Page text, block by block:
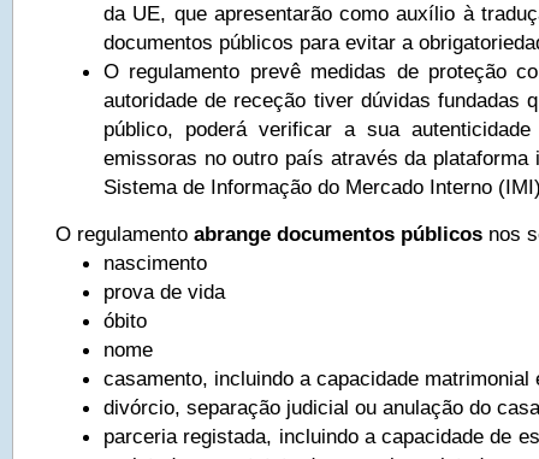
da UE, que apresentarão como auxílio à
documentos públicos para evitar a
O regulamento prevê medidas de proteção
autoridade de receção tiver dúvidas fundadas
público, poderá verificar a sua
emissoras no outro país através da plataforma
Sistema de Informação do Mercado Interno
O regulamento abrange documentos públicos nos
nascimento
prova de vida
óbito
nome
casamento, incluindo a capacidade matrimonial
divórcio, separação judicial ou anulação do
parceria registada, incluindo a capacidade de